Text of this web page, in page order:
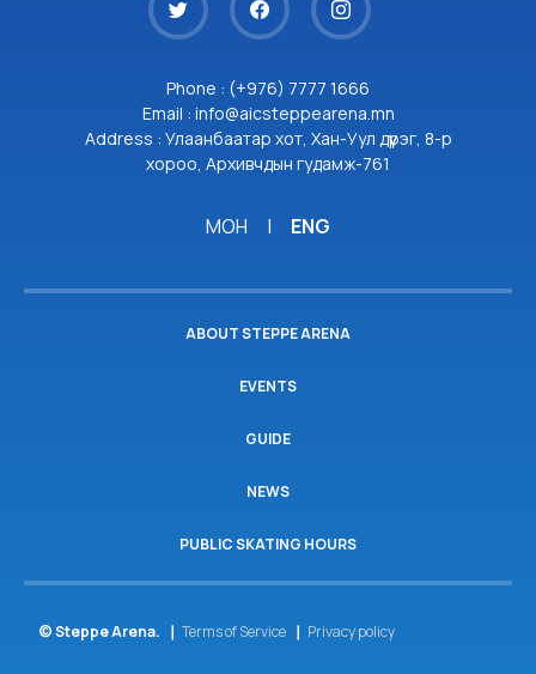
Phone : (+976) 7777 1666
Email : info@aicsteppearena.mn
Address : Улаанбаатар хот, Хан-Уул дүүрэг, 8-р
хороо, Архивчдын гудамж-761
МОН | ENG
ABOUT STEPPE ARENA
EVENTS
GUIDE
NEWS
PUBLIC SKATING HOURS
© Steppe Arena. Terms of Service Privacy policy